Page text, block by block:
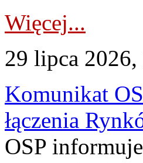
Więcej...
29 lipca 2026,
Komunikat
łączenia
OSP